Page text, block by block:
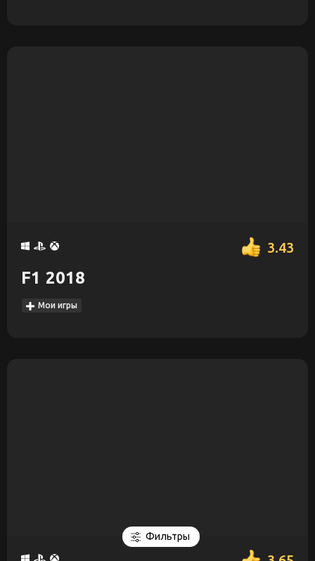
3.43
F1 2018
Мои игры
Фильтры